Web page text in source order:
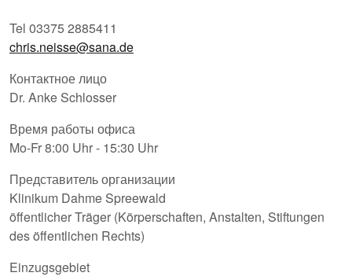
Tel 03375 2885411
chris.neisse@sana.de
Контактное лицо
Dr. Anke Schlosser
Время работы офиса
Mo-Fr 8:00 Uhr - 15:30 Uhr
Представитель организации
Klinikum Dahme Spreewald
öffentlicher Träger (Körperschaften, Anstalten, Stiftungen
des öffentlichen Rechts)
Einzugsgebiet